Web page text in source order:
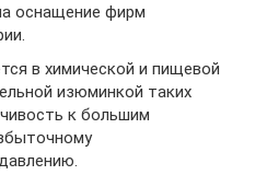
оснащение фирм
в химической и пищевой
изюминкой таких
к большим